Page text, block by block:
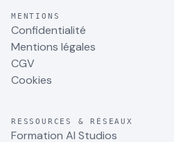
MENTIONS
Confidentialité
Mentions légales
CGV
Cookies
RESSOURCES & RÉSEAUX
Formation AI Studios